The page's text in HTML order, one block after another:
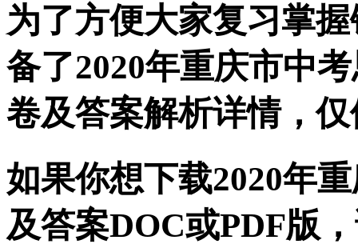
为了方便大家复习掌
备了2020年重庆市中
卷及答案解析详情，
如果你想下载2020年
及答案DOC或PDF版